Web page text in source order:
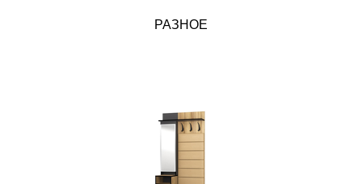
РАЗНОЕ